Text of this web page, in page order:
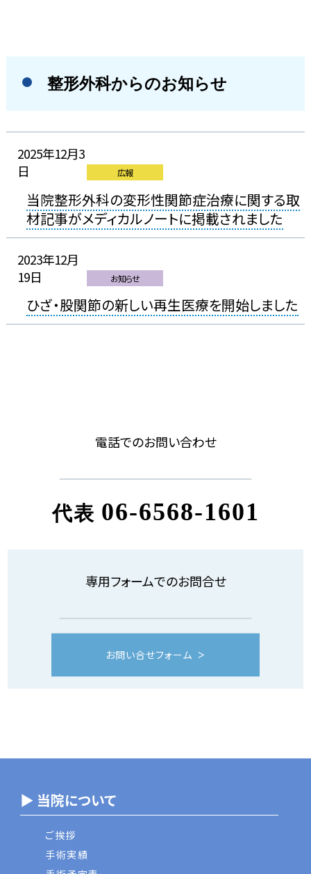
整形外科からのお知らせ
2025年12月3
日
広報
当院整形外科の変形性関節症治療に関する取
材記事がメディカルノートに掲載されました
2023年12月
19日
お知らせ
ひざ・股関節の新しい再生医療を開始しました
ートしました
お知らせ
て（第二種再生医療等）
広報
電話でのお問い合わせ
代表 06-6568-1601
専用フォームでのお問合せ
お問い合せフォーム
▶ 当院について
ご挨拶
手術実績